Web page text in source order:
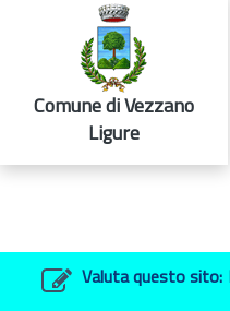
Comune di Vezzano
Ligure
Valuta questo sito: